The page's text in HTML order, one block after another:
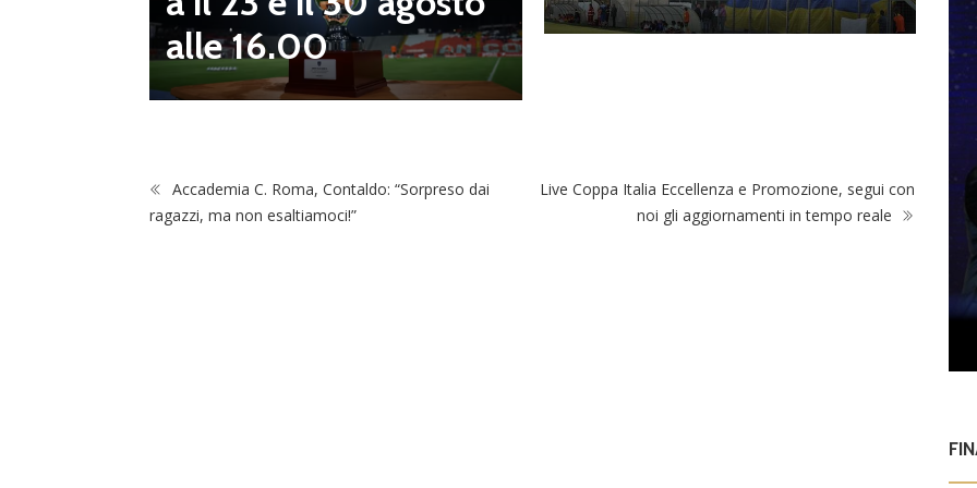
alle 16.00
Accademia C. Roma, Contaldo: “Sorpreso dai
ragazzi, ma non esaltiamoci!”
Live Coppa Italia Eccellenza e Promozione, segui con
noi gli aggiornamenti in tempo reale